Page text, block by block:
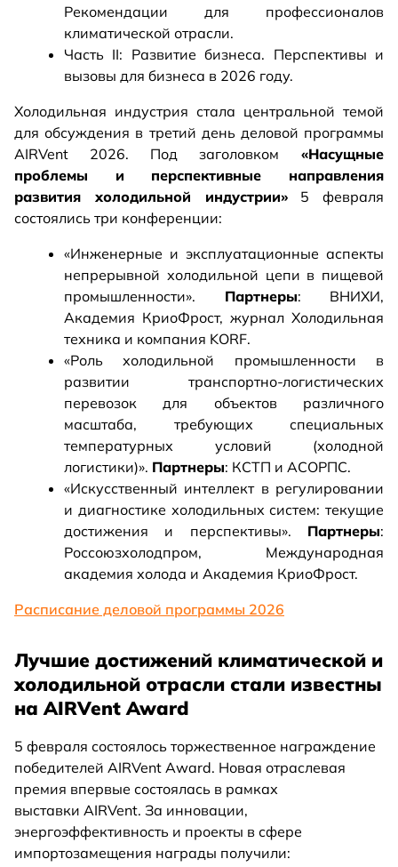
Рекомендации для профессионалов
климатической отрасли.
Часть II: Развитие бизнеса. Перспективы и
вызовы для бизнеса в 2026 году.
Холодильная индустрия стала центральной темой
для обсуждения в третий день деловой программы
AIRVent 2026. Под заголовком «Насущные
проблемы и перспективные направления
развития холодильной индустрии»5 февраля
состоялись три конференции:
«Инженерные и эксплуатационные аспекты
непрерывной холодильной цепи в пищевой
промышленности». Партнеры: ВНИХИ,
Академия КриоФрост, журнал Холодильная
техника и компания KORF.
«Роль холодильной промышленности в
развитии транспортно-логистических
перевозок для объектов различного
масштаба, требующих специальных
температурных условий (холодной
логистики)». Партнеры: КСТП и АСОРПС.
«Искусственный интеллект в регулировании
и диагностике холодильных систем: текущие
достижения и перспективы». Партнеры:
Россоюзхолодпром, Международная
академия холода и Академия КриоФрост.
Расписание деловой программы 2026
Лучшие достижений климатической и
холодильной отрасли стали известны
на AIRVent Award
5 февраля состоялось торжественное награждение
победителей AIRVent Award. Новая отраслевая
премия впервые состоялась в рамках
выставки AIRVent. За инновации,
энергоэффективность и проекты в сфере
импортозамещения награды получили: